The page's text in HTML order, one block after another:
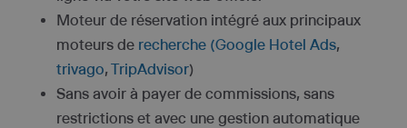
Moteur de réservation intégré aux principaux
moteurs de recherche (Google Hotel Ads,
trivago,TripAdvisor)
Sans avoir à payer de commissions, sans
restrictions et avec une gestion automatique